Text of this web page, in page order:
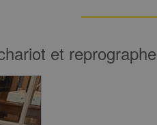
et reprographe